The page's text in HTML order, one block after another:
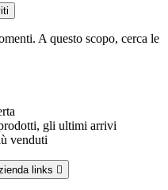
A questo scopo, cerca le
gli ultimi arrivi
venduti
links 